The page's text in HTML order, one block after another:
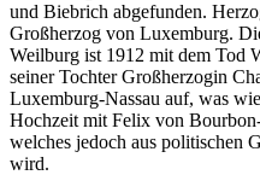
und Biebrich abgefunden.
Großherzog von Luxemburg.
Weilburg ist 1912 mit dem Tod
seiner Tochter Großherzogin
Luxemburg-Nassau auf, was
Hochzeit mit Felix von
welches jedoch aus politischen
wird.